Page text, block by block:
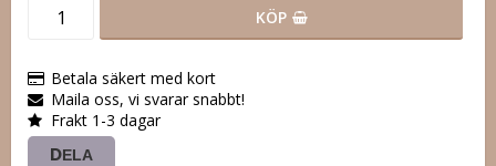
KÖP
Betala säkert med kort
Maila oss, vi svarar snabbt!
Frakt 1-3 dagar
DELA